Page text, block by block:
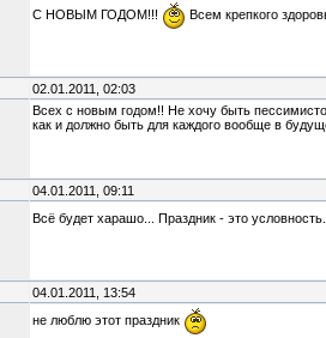
С НОВЫМ ГОДОМ!!! Всем крепкого
02.01.2011, 02:03
Всех с новым годом!! Не хочу быть
как и должно быть для каждого вообще в
04.01.2011, 09:11
Всё будет харашо... Праздник - это
04.01.2011, 13:54
не люблю этот праздник